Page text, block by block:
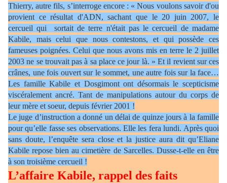
Thierry, autre fils, s’interroge encore : « Nous voulons savoir d'ou
provient ce résultat d'ADN, sachant que le 20 juin 2007, le
cercueil qui
sortait de terre n'était pas le cercueil de madame
Kabile, mais celui que nous contestons, et qui possède ces
fameuses poignées. Celui que nous avons mis en terre le 2 juillet
2003 ne se trouvait pas à sa place ce jour là. » Et il revient sur ces
crânes, une fois ouvert sur le sommet, une autre fois sur la face…
Les famille Kabile et Dosgimont ont désormais le scepticisme
viscéralement ancré. Tant de manipulations autour du corps de
leur mère et soeur, depuis février 2001 !
Le juge d’instruction a donné un délai de quinze jours à la famille
pour qu’elle fasse ses observations. Elle les fera lundi. Après quoi
sans doute, l’enquête sera close et la justice aura dit qu’Eliane
Kabile repose bien au cimetière de Sarcelles. Dusse-t-elle en être
à son troisième cercueil !
L’affaire Kabile, rappel des faits